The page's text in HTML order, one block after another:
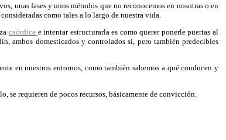
unas fases y unos métodos que no reconocemos en nosotras o en
como tales a lo largo de nuestra vida.
caórdica e intentar estructurarla es como querer ponerle puertas al
ambos domesticados y controlados sí, pero también predecibles
en nuestros entornos, como también sabemos a qué conducen y
se requieren de pocos recursos, básicamente de convicción.